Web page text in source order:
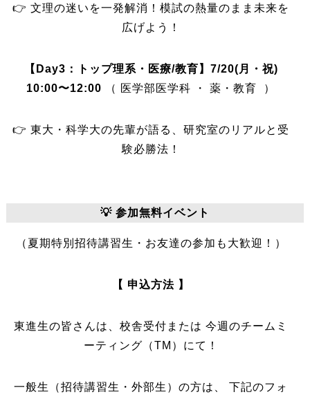
👉 文理の迷いを一発解消！模試の熱量のまま未来を
広げよう！
【Day3：トップ理系・医療/教育】7/20(月・祝)
10:00〜12:00 （ 医学部医学科 ・ 薬・教育 ）
👉 東大・科学大の先輩が語る、研究室のリアルと受
験必勝法！
💡 参加無料イベント
（夏期特別招待講習生・お友達の参加も大歓迎！）
【 申込方法 】
東進生の皆さんは、校舎受付または 今週のチームミ
ーティング（TM）にて！
一般生（招待講習生・外部生）の方は、 下記のフォ